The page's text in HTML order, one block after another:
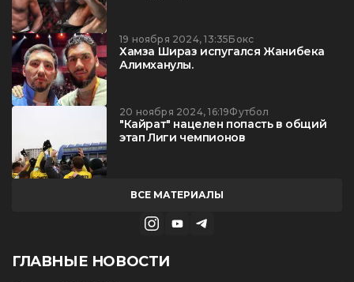
19 ноября 2024, 13:35Бокс
Хамза Шираз испугался Жанибека
Алимханулы.
20 ноября 2024, 16:19Футбол
"Кайрат" нацелен попасть в общий
этап Лиги чемпионов
ВСЕ МАТЕРИАЛЫ
ГЛАВНЫЕ НОВОСТИ